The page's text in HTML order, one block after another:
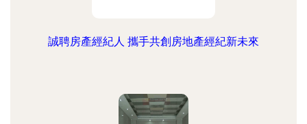
誠聘房產經紀人 攜手共創房地產經紀新未來